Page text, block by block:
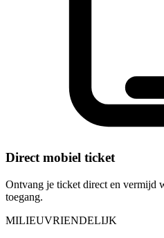
Direct mobiel ticket
Ontvang je ticket direct en vermijd
toegang.
MILIEUVRIENDELIJK